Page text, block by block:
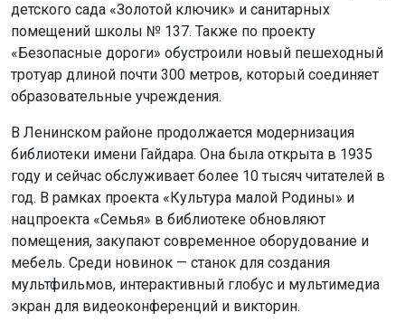
детского сада «Золотой ключик» и санитарных
помещений школы № 137. Также по проекту
«Безопасные дороги» обустроили новый пешеходный
тротуар длиной почти 300 метров, который соединяет
образовательные учреждения.
В Ленинском районе продолжается модернизация
библиотеки имени Гайдара. Она была открыта в 1935
году и сейчас обслуживает более 10 тысяч читателей в
год. В рамках проекта «Культура малой Родины» и
нацпроекта «Семья» в библиотеке обновляют
помещения, закупают современное оборудование и
мебель. Среди новинок — станок для создания
мультфильмов, интерактивный глобус и мультимедиа
экран для видеоконференций и викторин.